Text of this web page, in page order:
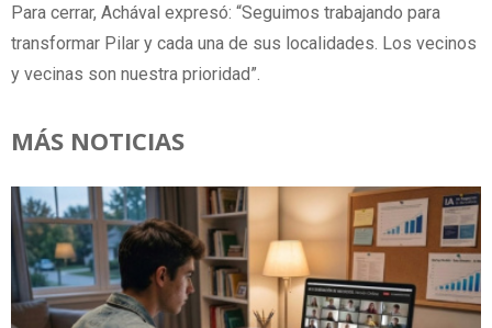
Para cerrar, Achával expresó: “Seguimos trabajando para
transformar Pilar y cada una de sus localidades. Los vecinos
y vecinas son nuestra prioridad”.
MÁS NOTICIAS